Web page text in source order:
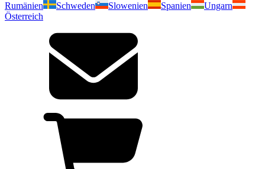
Rumänien
Schweden Slowenien Spanien
Ungarn
Österreich